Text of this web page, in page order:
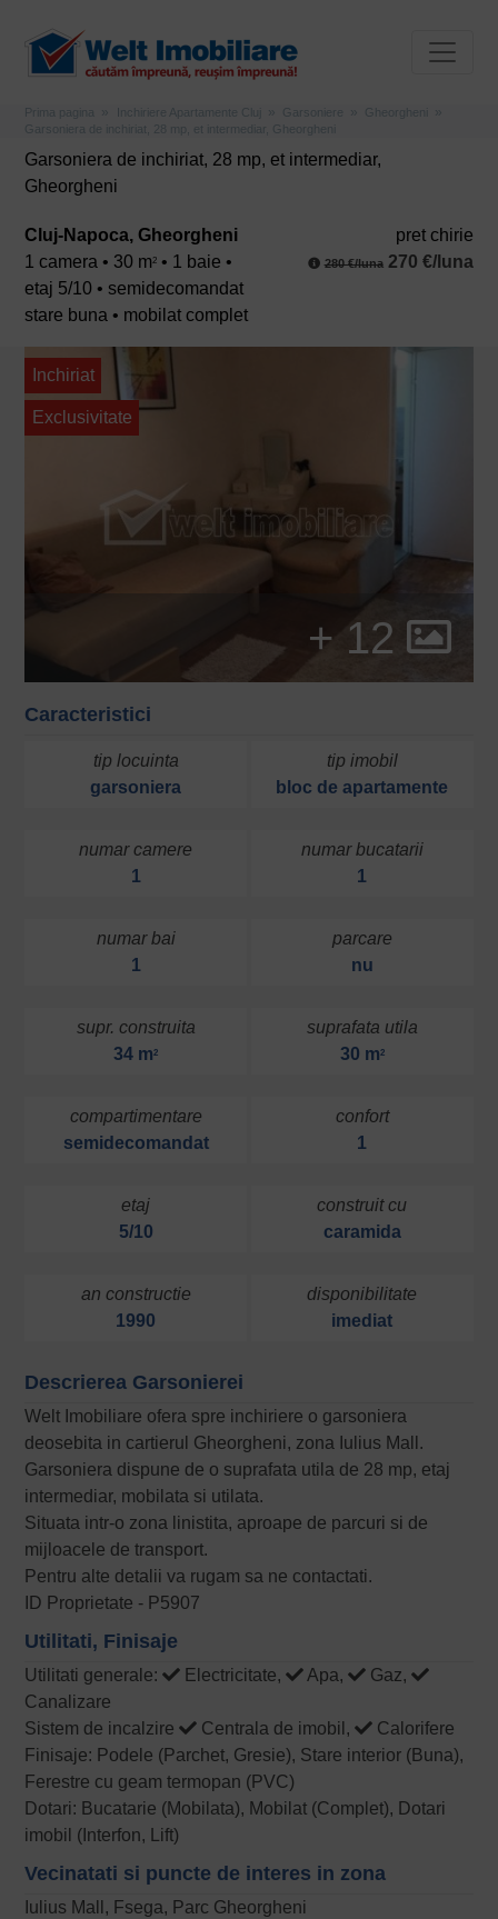
Prima pagina Inchiriere Apartamente Cluj Garsoniere
Gheorgheni
Garsoniera de inchiriat, 28 mp, et intermediar, Gheorgheni
Garsoniera de inchiriat, 28 mp, et intermediar,
Gheorgheni
Cluj-Napoca, Gheorgheni
1 camera • 30 m2 • 1 baie •
etaj 5/10 • semidecomandat
stare buna • mobilat complet
pret chirie
280 €/luna270 €/luna
+ 12
Inchiriat
Exclusivitate
Caracteristici
tip locuinta
garsoniera
tip imobil
bloc de apartamente
numar camere
1
numar bucatarii
1
numar bai
1
parcare
nu
supr. construita
34 m2
suprafata utila
30 m2
compartimentare
semidecomandat
confort
1
etaj
5/10
construit cu
caramida
an constructie
1990
disponibilitate
imediat
Descrierea Garsonierei
Welt Imobiliare ofera spre inchiriere o garsoniera
deosebita in cartierul Gheorgheni, zona Iulius Mall.
Garsoniera dispune de o suprafata utila de 28 mp, etaj
intermediar, mobilata si utilata.
Situata intr-o zona linistita, aproape de parcuri si de
mijloacele de transport.
Pentru alte detalii va rugam sa ne contactati.
ID Proprietate - P5907
Utilitati, Finisaje
Utilitati generale: Electricitate, Apa,
Gaz,
Canalizare
Sistem de incalzire
Centrala de imobil,
Calorifere
Finisaje: Podele (Parchet, Gresie), Stare interior (Buna),
Ferestre cu geam termopan (PVC)
Dotari: Bucatarie (Mobilata), Mobilat (Complet), Dotari
imobil (Interfon, Lift)
Vecinatati si puncte de interes in zona
Iulius Mall, Fsega, Parc Gheorgheni